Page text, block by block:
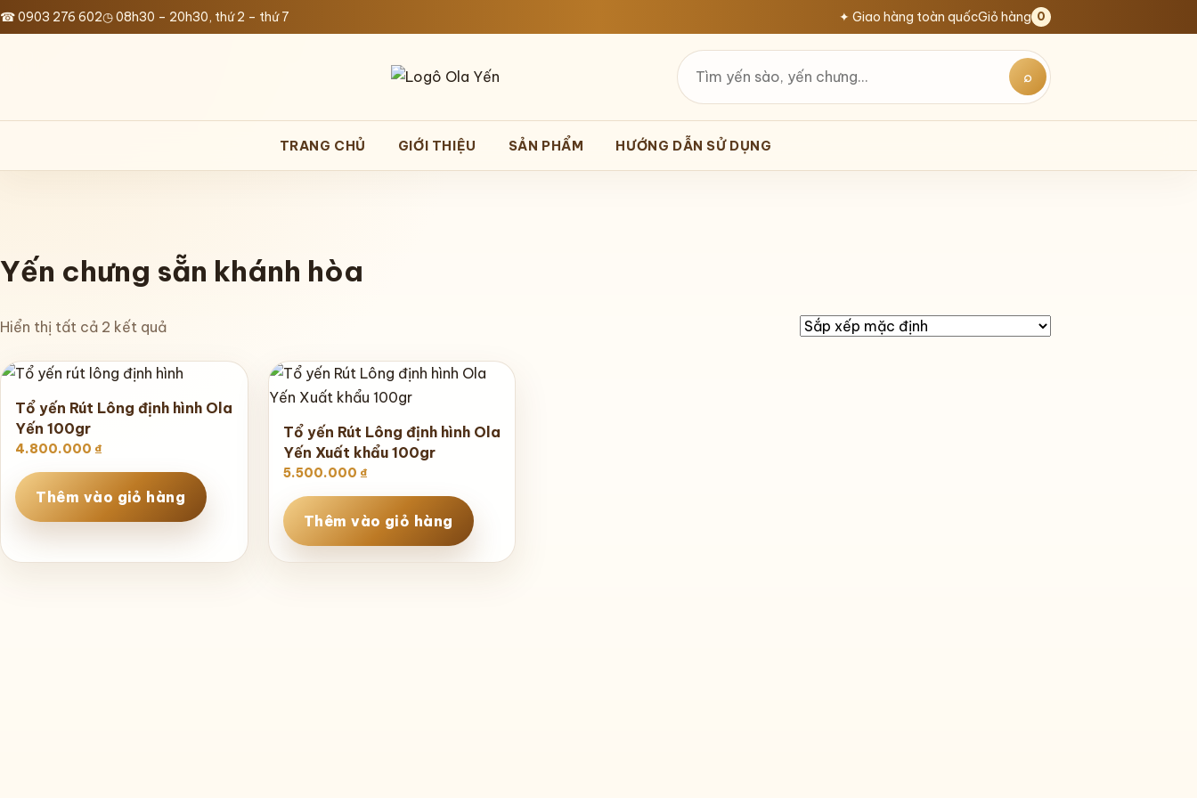
Bỏ
qua
☎ 0903 276 602◷ 08h30 – 20h30, thứ 2 – thứ 7 ✦ Giao hàng toàn quốcGiỏ hàng 0
Tìm
⌕
TRANG CHỦ GIỚI THIỆU SẢN PHẨM HƯỚNG DẪN SỬ DỤNG
Yến chưng sẵn khánh hòa
Hiển thị tất cả 2 kết quả
Tổ yến Rút Lông định hình Ola
Yến 100gr
4.800.000 ₫
Thêm vào giỏ hàng
Tổ yến Rút Lông định hình Ola
Yến Xuất khẩu 100gr
5.500.000 ₫
Thêm vào giỏ hàng